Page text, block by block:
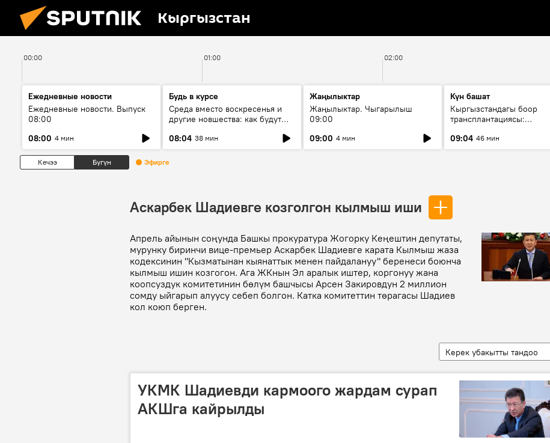
Кыргызстан
00:00 01:00 02:00
Ежедневные новости
Ежедневные новости. Выпуск
08:00
08:00 4 мин
Будь в курсе
Среда вместо воскресенья и
другие новшества: как будут
08:04 38 мин
Жаңылыктар
Жаңылыктар. Чыгарылыш
09:00
09:00 4 мин
Күн башат
Кыргызстандагы боор
трансплантациясы:
келечеги
09:04 46 мин
Кечээ Бүгүн Эфирге
Аскарбек Шадиевге козголгон кылмыш иши
Апрель айынын соңунда Башкы прокуратура Жогорку Кеңештин депутаты,
мурунку биринчи вице-премьер Аскарбек Шадиевге карата Кылмыш жаза
кодексинин "Кызматынан кыянаттык менен пайдалануу" беренеси боюнча
кылмыш ишин козгогон. Ага ЖКнын Эл аралык иштер, коргонуу жана
коопсуздук комитетинин бөлүм башчысы Арсен Закировдун 2 миллион
сомду ыйгарып алуусу себеп болгон. Катка комитеттин төрагасы Шадиев
кол коюп берген.
Керек убакытты тандоо
УКМК Шадиевди кармоого жардам сурап
АКШга кайрылды